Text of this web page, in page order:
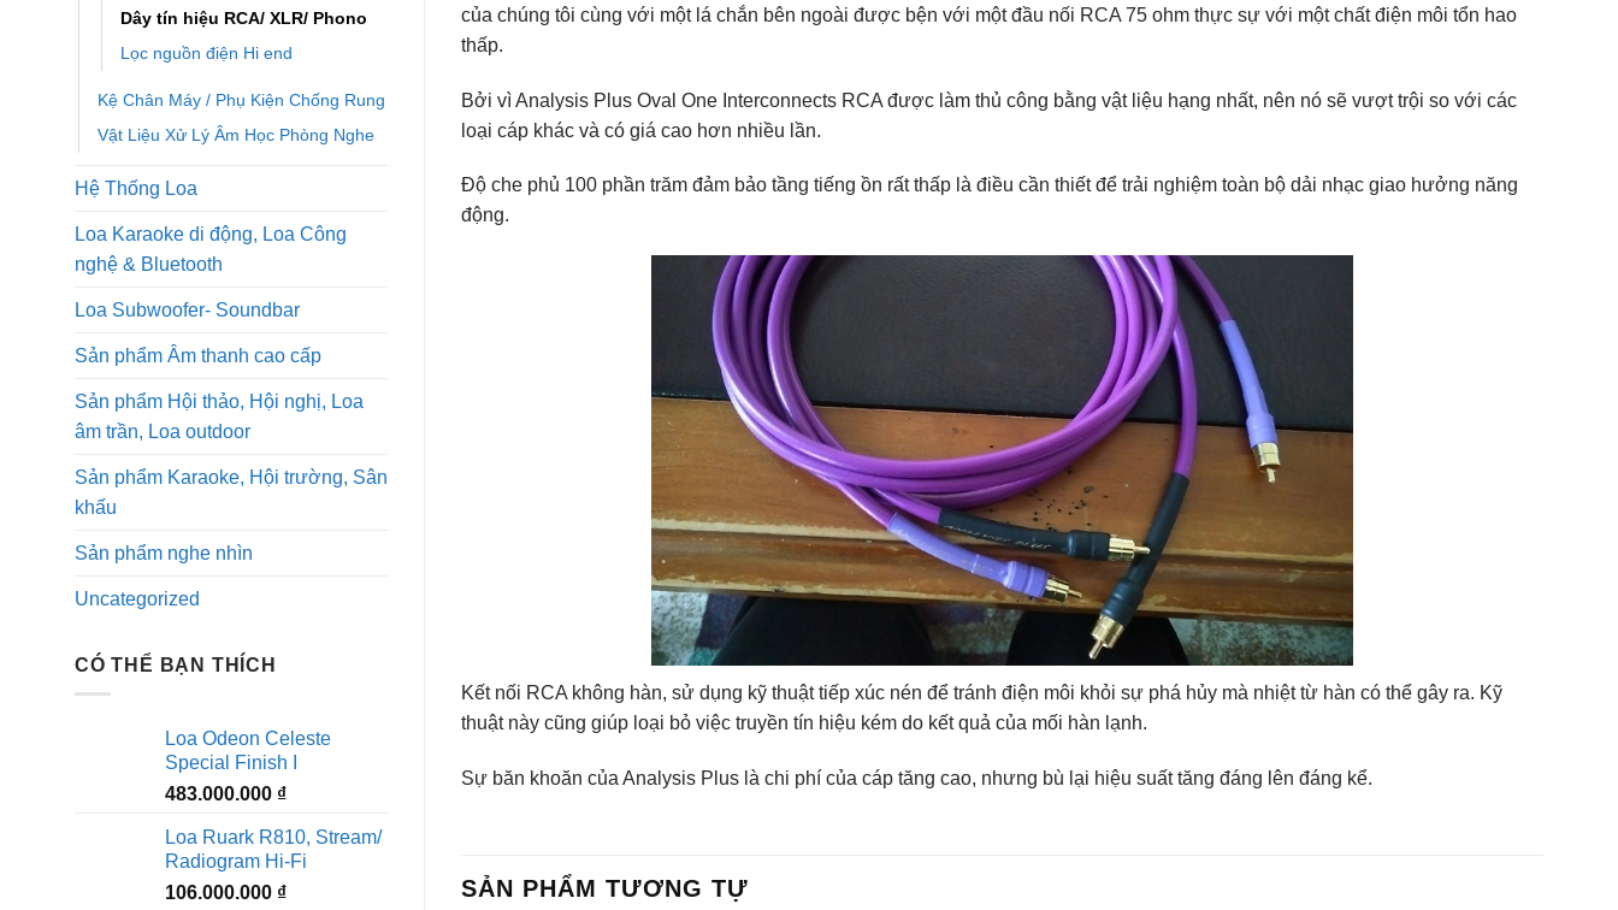
Dây tín hiệu RCA/ XLR/ Phono
Lọc nguồn điện Hi end
Kệ Chân Máy / Phụ Kiện Chống Rung
Vật Liệu Xử Lý Âm Học Phòng Nghe
Hệ Thống Loa
Loa Karaoke di động, Loa Công
nghệ & Bluetooth
Loa Subwoofer- Soundbar
Sản phẩm Âm thanh cao cấp
Sản phẩm Hội thảo, Hội nghị, Loa
âm trần, Loa outdoor
Sản phẩm Karaoke, Hội trường, Sân
khấu
Sản phẩm nghe nhìn
Uncategorized
CÓ THỂ BẠN THÍCH
Loa Odeon Celeste
Special Finish I
483.000.000 ₫
Loa Ruark R810, Stream/
Radiogram Hi-Fi
106.000.000 ₫
của chúng tôi cùng với một lá chắn bên ngoài được bện với một đầu nối RCA 75 ohm thực sự với một chất điện môi tổn hao
thấp.
Bởi vì Analysis Plus Oval One Interconnects RCA được làm thủ công bằng vật liệu hạng nhất, nên nó sẽ vượt trội so với các
loại cáp khác và có giá cao hơn nhiều lần.
Độ che phủ 100 phần trăm đảm bảo tầng tiếng ồn rất thấp là điều cần thiết để trải nghiệm toàn bộ dải nhạc giao hưởng năng
động.
Kết nối RCA không hàn, sử dụng kỹ thuật tiếp xúc nén để tránh điện môi khỏi sự phá hủy mà nhiệt từ hàn có thể gây ra. Kỹ
thuật này cũng giúp loại bỏ việc truyền tín hiệu kém do kết quả của mối hàn lạnh.
Sự băn khoăn của Analysis Plus là chi phí của cáp tăng cao, nhưng bù lại hiệu suất tăng đáng lên đáng kể.
SẢN PHẨM TƯƠNG TỰ